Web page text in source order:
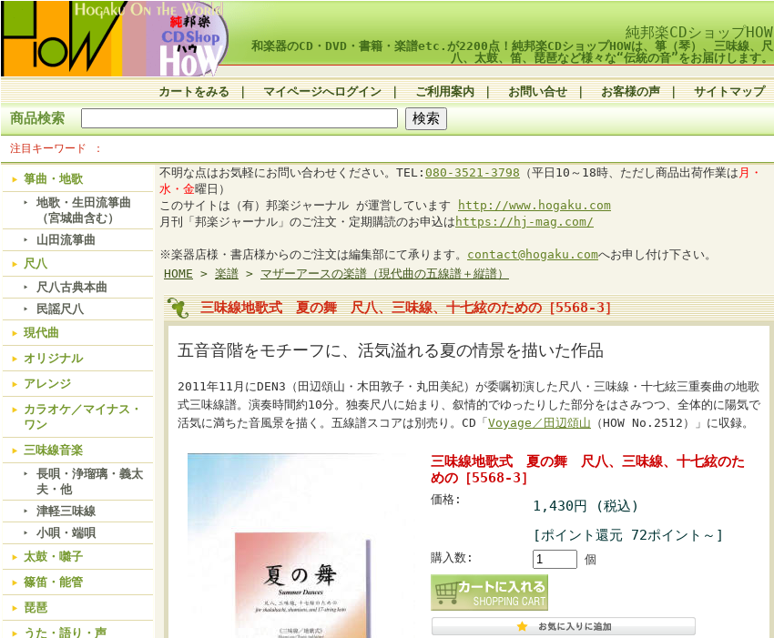
純邦楽CDショップHOW
和楽器のCD・DVD・書籍・楽譜etc.が2200点！純邦楽CDショップHOWは、箏（琴）、三味線、尺
八、太鼓、笛、琵琶など様々な“伝統の音”をお届けします。
カートをみる｜ マイページへログイン｜ ご利用案内｜ お問い合せ｜ お客様の声｜ サイトマップ
商品検索
注目キーワード
箏曲・地歌
地歌・生田流箏曲
（宮城曲含む）
山田流箏曲
尺八
尺八古典本曲
民謡尺八
現代曲
オリジナル
アレンジ
カラオケ／マイナス・
ワン
三味線音楽
長唄・浄瑠璃・義太
夫・他
津軽三味線
小唄・端唄
太鼓・囃子
篠笛・能管
琵琶
うた・語り・声
不明な点はお気軽にお問い合わせください。TEL: 080-3521-3798 （平日10～18時、ただし商品出荷作業は 月・
水・金曜日）
このサイトは（有）邦楽ジャーナル が運営しています
http://www.hogaku.com
月刊「邦楽ジャーナル」のご注文・定期購読のお申込は https://hj-mag.com/
※楽器店様・書店様からのご注文は編集部にて承ります。 contact@hogaku.comへお申し付け下さい。
HOME > 楽譜 > マザーアースの楽譜（現代曲の五線譜＋縦譜）
三味線地歌式 夏の舞 尺八、三味線、十七絃のための［5568-3］
五音音階をモチーフに、活気溢れる夏の情景を描いた作品
2011年11月にDEN3（田辺頌山・木田敦子・丸田美紀）が委嘱初演した尺八・三味線・十七絃三重奏曲の地歌
式三味線譜。演奏時間約10分。独奏尺八に始まり、叙情的でゆったりした部分をはさみつつ、全体的に陽気で
活気に満ちた音風景を描く。五線譜スコアは別売り。CD「 Voyage／田辺頌山 （HOW No.2512）」に収録。
三味線地歌式 夏の舞 尺八、三味線、十七絃のた
めの［5568-3］
価格:
1,430円 (税込)
[ポイント還元 72ポイント～]
購入数: 個